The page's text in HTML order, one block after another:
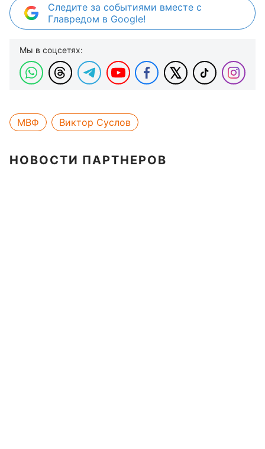
Следите за событиями вместе с
Главредом в Google!
Мы в соцсетях:
МВФ Виктор Суслов
НОВОСТИ ПАРТНЕРОВ